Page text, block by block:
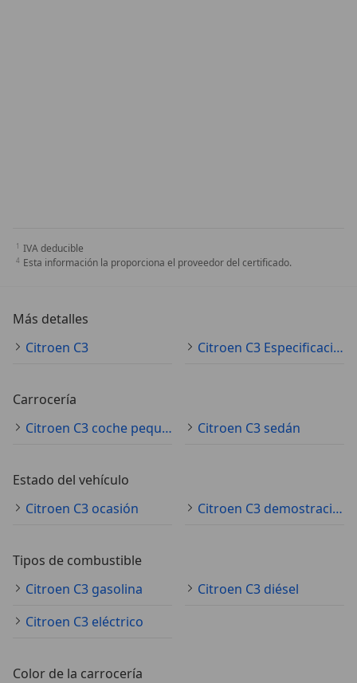
IVA deducible
Esta información la proporciona el proveedor del certificado.
Más detalles
Citroen C3
Citroen C3 Especificaciones técnicas
Carrocería
Citroen C3 coche pequeño
Citroen C3 sedán
Estado del vehículo
Citroen C3 ocasión
Citroen C3 demostración
Tipos de combustible
Citroen C3 gasolina
Citroen C3 diésel
Citroen C3 eléctrico
Color de la carrocería